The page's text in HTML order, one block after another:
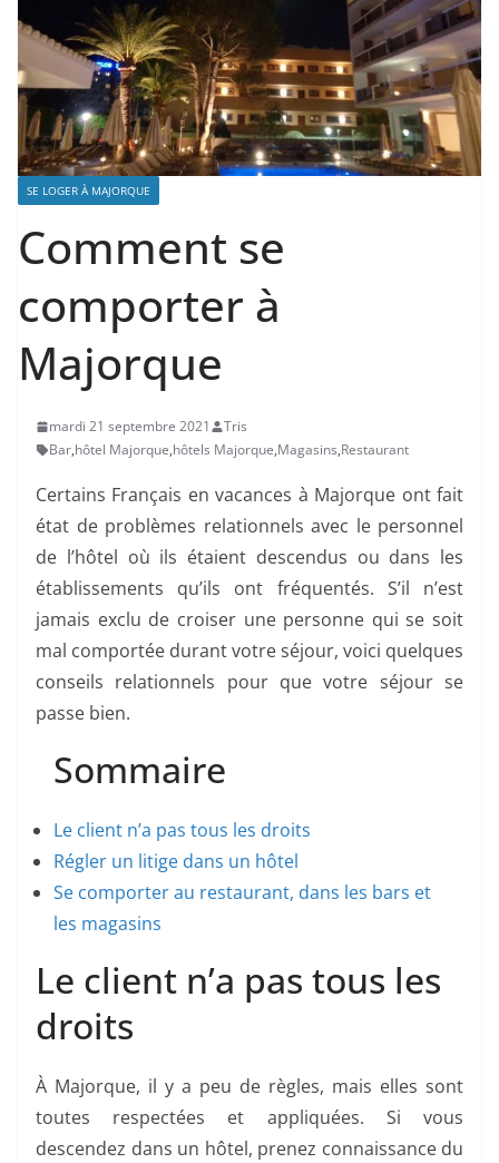
SE LOGER À MAJORQUE
Comment se
comporter à
Majorque
mardi 21 septembre 2021
Tris
Bar,hôtel Majorque,hôtels Majorque,Magasins,Restaurant
Certains Français en vacances à Majorque ont fait
état de problèmes relationnels avec le personnel
de l’hôtel où ils étaient descendus ou dans les
établissements qu’ils ont fréquentés. S’il n’est
jamais exclu de croiser une personne qui se soit
mal comportée durant votre séjour, voici quelques
conseils relationnels pour que votre séjour se
passe bien.
Sommaire
Le client n’a pas tous les droits
Régler un litige dans un hôtel
Se comporter au restaurant, dans les bars et
les magasins
Le client n’a pas tous les
droits
À Majorque, il y a peu de règles, mais elles sont
toutes respectées et appliquées. Si vous
descendez dans un hôtel, prenez connaissance du